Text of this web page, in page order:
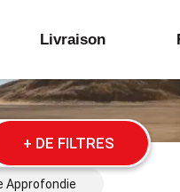
Livraison
+ DE FILTRES
Approfondie